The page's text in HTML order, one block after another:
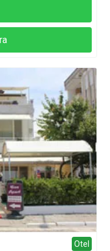
Otel